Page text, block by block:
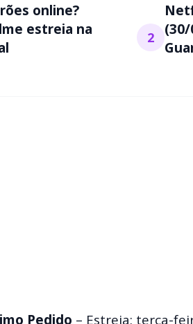
online?
estreia na
2
(30/
Pedido – Estreia: terça-